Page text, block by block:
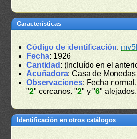
Características
Código de identificación:
Fecha: 1926
Cantidad : (Incluído en el
Acuñadora: Casa de
Observaciones: Fecha
"2" cercanos. "2" y "6" alejados.
Identificación en otros catálogos